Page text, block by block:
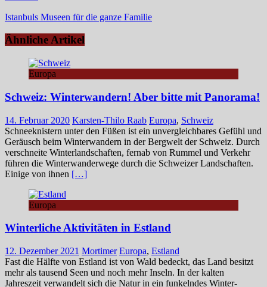
Istanbuls Museen für die ganze Familie
Ähnliche Artikel
Europa
Schweiz: Winterwandern! Aber bitte mit Panorama!
14. Februar 2020 Karsten-Thilo Raab Europa, Schweiz
​Schneeknistern unter den Füßen ist ein unvergleichbares Gefühl und
Geräusch beim Winterwandern in der Bergwelt der Schweiz. Durch
verschneite Winterlandschaften, fernab von Rummel und Verkehr
führen die Winterwanderwege durch die Schweizer Landschaften.
Einige von ihnen […]
Europa
Winterliche Aktivitäten in Estland
12. Dezember 2021 Mortimer Europa, Estland
Fast die Hälfte von Estland ist von Wald bedeckt, das Land besitzt
mehr als tausend Seen und noch mehr Inseln. In der kalten
Jahreszeit verwandelt sich die Natur in ein funkelndes Winter-